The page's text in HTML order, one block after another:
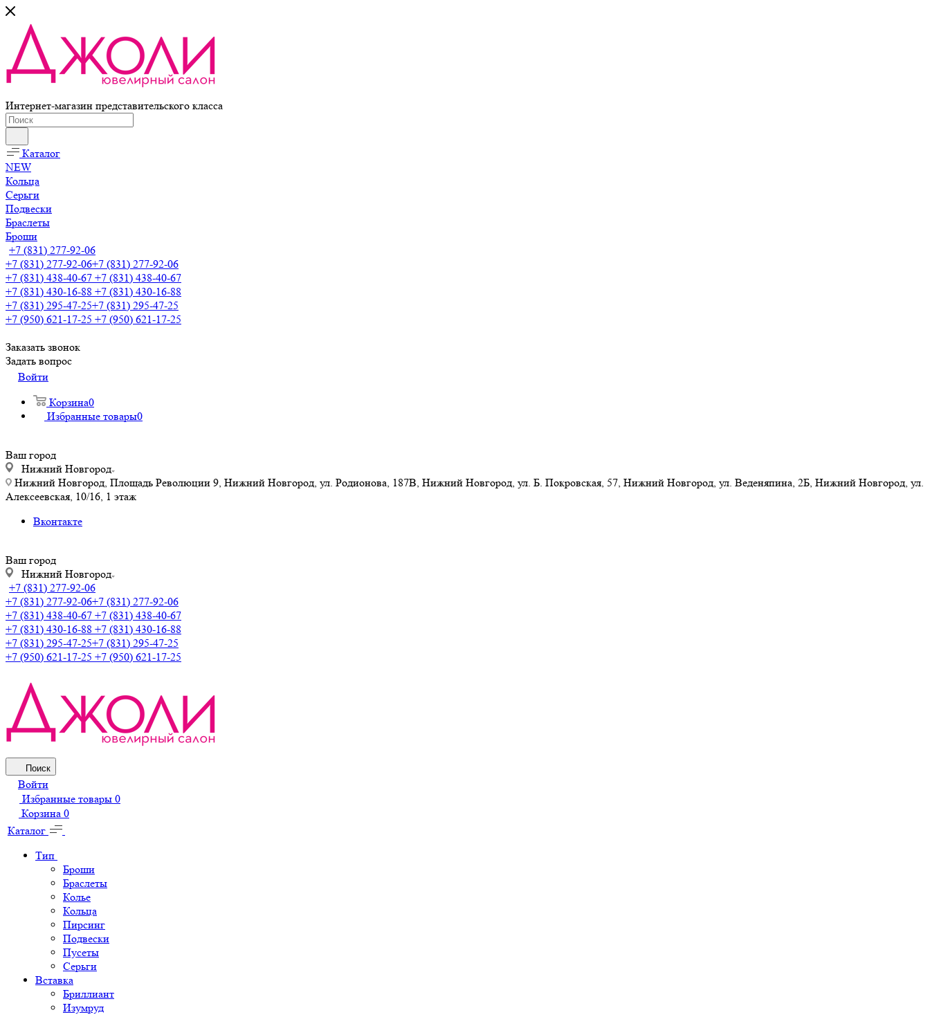
Интернет-магазин представительского класса
Каталог
NEW
Кольца
Серьги
Подвески
Браслеты
Броши
+7 (831) 277-92-06
+7 (831) 277-92-06+7 (831) 277-92-06
+7 (831) 438-40-67 +7 (831) 438-40-67
+7 (831) 430-16-88 +7 (831) 430-16-88
+7 (831) 295-47-25+7 (831) 295-47-25
+7 (950) 621-17-25 +7 (950) 621-17-25
Заказать звонок
Задать вопрос
Войти
Корзина0
Избранные товары0
Ваш город
Нижний Новгород
Нижний Новгород, Площадь Революции 9, Нижний Новгород, ул. Родионова, 187В, Нижний Новгород, ул. Б. Покровская, 57, Нижний Новгород, ул. Веденяпина, 2Б, Нижний Новгород, ул.
Алексеевская, 10/16, 1 этаж
Вконтакте
Ваш город
Нижний Новгород
+7 (831) 277-92-06
+7 (831) 277-92-06+7 (831) 277-92-06
+7 (831) 438-40-67 +7 (831) 438-40-67
+7 (831) 430-16-88 +7 (831) 430-16-88
+7 (831) 295-47-25+7 (831) 295-47-25
+7 (950) 621-17-25 +7 (950) 621-17-25
Поиск
Войти
Избранные товары 0
Корзина 0
Каталог
Тип
Броши
Браслеты
Колье
Кольца
Пирсинг
Подвески
Пусеты
Серьги
Вставка
Бриллиант
Изумруд